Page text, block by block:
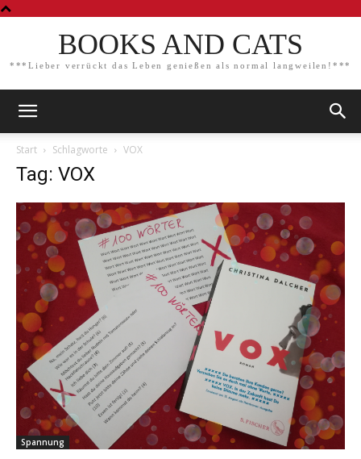
BOOKS AND CATS
***Lieber verrückt das Leben genießen als normal langweilen!***
Start Schlagworte VOX
Tag: VOX
Spannung